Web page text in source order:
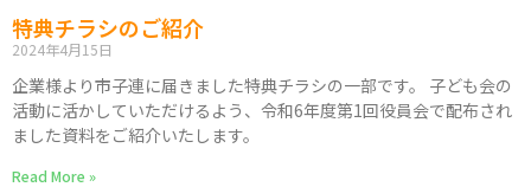
特典チラシのご紹介
2024年4月15日
企業様より市子連に届きました特典チラシの一部です。 子ども会の
活動に活かしていただけるよう、令和6年度第1回役員会で配布され
ました資料をご紹介いたします。
Read More »